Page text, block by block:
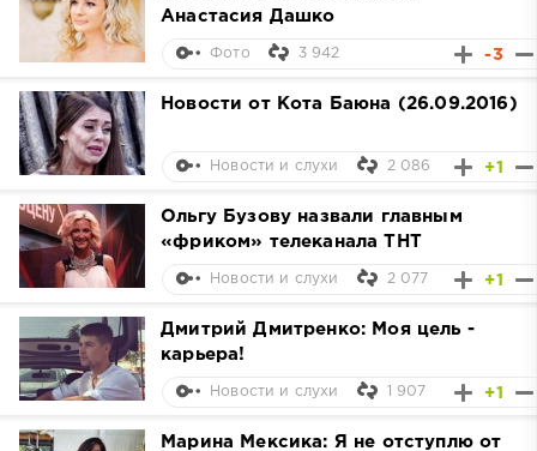
Анастасия Дашко
-3
Фото 3 942
Новости от Кота Баюна (26.09.2016)
+1
Новости и слухи 2 086
Ольгу Бузову назвали главным
«фриком» телеканала ТНТ
+1
Новости и слухи 2 077
Дмитрий Дмитренко: Моя цель -
карьера!
+1
Новости и слухи 1 907
Марина Мексика: Я не отступлю от